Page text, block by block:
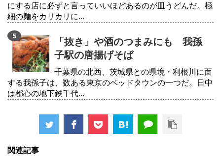
にする店に必ずと言っていいほどあるのが皿うどんだ。極
細の麺をカリカリに...
「抜き」や酒のつまみにも 我孫
子駅の唐揚げそば
千葉県の北西、茨城県との県境・利根川に面
する我孫子は、数ある東京のベッドタウンの一つだ。日中
は都心の地下鉄千代...
関連記事